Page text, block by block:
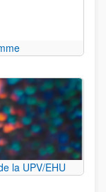
la UPV/EHU